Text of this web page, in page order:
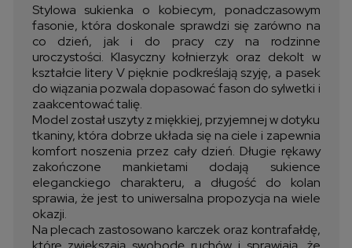
Stylowa sukienka o kobiecym, ponadczasowym
fasonie, która doskonale sprawdzi się zarówno na
co dzień, jak i do pracy czy na rodzinne
uroczystości. Klasyczny kołnierzyk oraz dekolt w
kształcie litery V pięknie podkreślają szyję, a pasek
do wiązania pozwala dopasować fason do sylwetki i
zaakcentować talię.
Model został uszyty z miękkiej, przyjemnej w dotyku
tkaniny, która dobrze układa się na ciele i zapewnia
komfort noszenia przez cały dzień. Długie rękawy
zakończone mankietami dodają sukience
eleganckiego charakteru, a długość do kolan
sprawia, że jest to uniwersalna propozycja na wiele
okazji.
Na plecach zastosowano karczek oraz kontrafałdę,